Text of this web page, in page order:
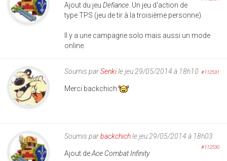
Ajout du jeu Defiance . Un jeu d'action de
type TPS (jeu de tir à la troisième personne).
Il y a une campagne solo mais aussi un mode
online.
Soumis parSenkile jeu 29/05/2014 à 18h10 #112531
Merci backchich
Soumis parbackchichle jeu 29/05/2014 à 18h03
#112530
Ajout deAce Combat Infinity